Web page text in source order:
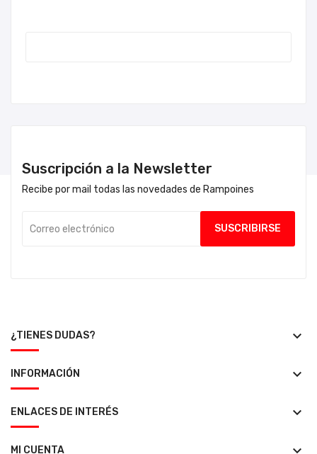
Suscripción a la Newsletter
Recibe por mail todas las novedades de Rampoines
¿TIENES DUDAS? keyboard_arrow_down
INFORMACIÓN keyboard_arrow_down
ENLACES DE INTERÉS keyboard_arrow_down
MI CUENTA